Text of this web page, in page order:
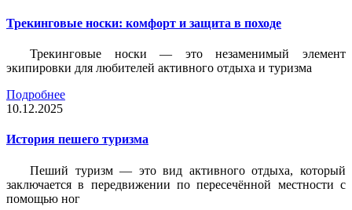
Трекинговые носки: комфорт и защита в походе
Трекинговые носки — это незаменимый элемент
экипировки для любителей активного отдыха и туризма
Подробнее
10.12.2025
История пешего туризма
Пеший туризм — это вид активного отдыха, который
заключается в передвижении по пересечённой местности с
помощью ног